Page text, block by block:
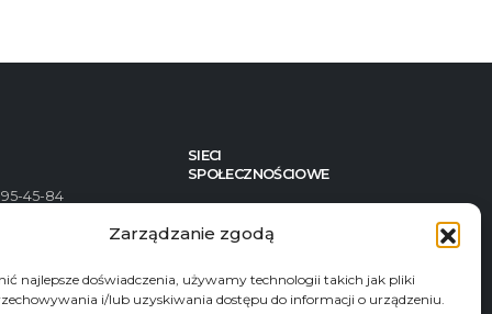
Zarządzanie zgodą
najlepsze doświadczenia, używamy technologii takich jak pliki
i/lub uzyskiwania dostępu do informacji o urządzeniu.
45-84
82-82
SIECI
SPOŁECZNOŚCIOWE